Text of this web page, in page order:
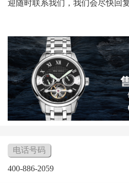
迎随时联系我们，我们会尽快回
电话号码
400-886-2059